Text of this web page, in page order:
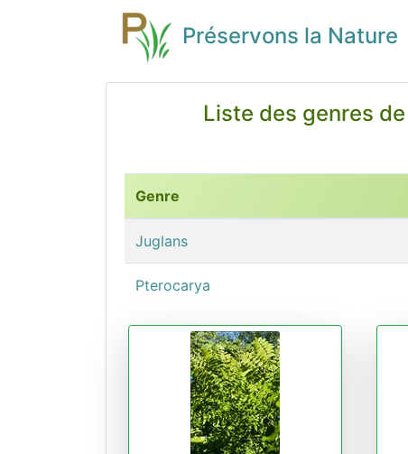
Préservons la Nature
Liste des genres
Genre
Juglans
Pterocarya